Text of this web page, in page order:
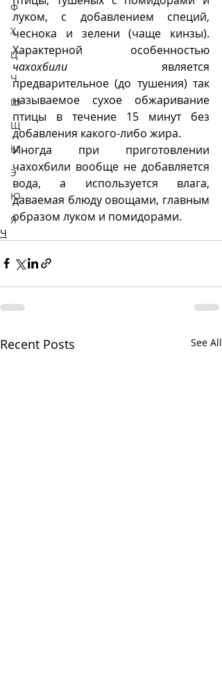
Ф
Х
Ц
Ч
Ш
Щ
Ы
Э
Ю
Я
луком, с добавлением специй,
чеснока и зелени (чаще кинзы).
чахохбили является
предварительное (до тушения) так
называемое сухое обжаривание
птицы в течение 15 минут без
добавления какого-либо жира.
Иногда при приготовлении
чахохбили вообще не добавляется
вода, а используется влага,
даваемая блюду овощами, главным
образом луком и помидорами.
Ч
Recent Posts See All